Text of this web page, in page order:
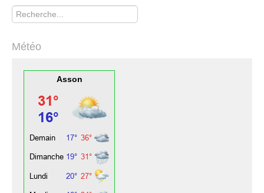
Rechercher
Météo
Asson